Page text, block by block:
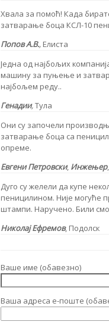
Хвала за помоћ! Када
затварање боца КСЛ-10
Попов А.В., Елиста
Једна од најбољих
машину за пуњење и
најбољем реду..
Генадии,Тула
Они су започели
затварање боца са
опреме.
Евгени Петровски, Инжењер
Дуго су желели да купе
пеницилином. Није
штампи. Наручено. Били
Николај Ефремов, Подолск
Ваше име (обавезно)
Ваша адреса е-поште